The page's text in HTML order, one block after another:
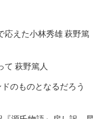
応えた小林秀雄 萩野篤
て 萩野篤人
のものとなるだろう